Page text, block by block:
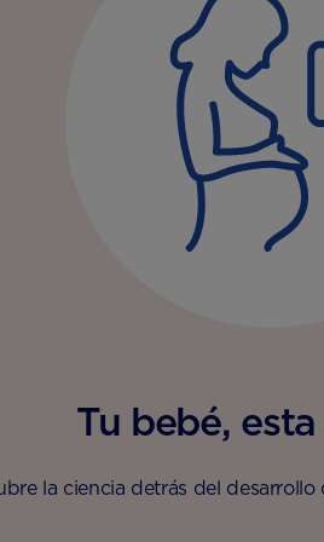
Tu bebé,
la ciencia detrás del